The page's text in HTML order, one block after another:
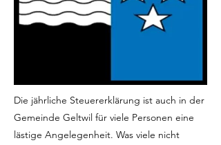
Die jährliche Steuererklärung ist auch in der
Gemeinde Geltwil für viele Personen eine
lästige Angelegenheit. Was viele nicht